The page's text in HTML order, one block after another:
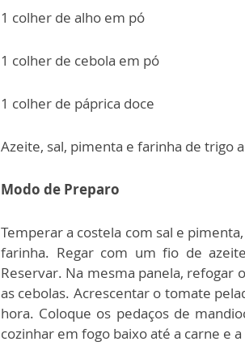
1 colher de alho em pó
1 colher de cebola em pó
1 colher de páprica doce
Azeite, sal, pimenta e farinha de trigo
Modo de Preparo
Temperar a costela com sal e
farinha. Regar com um fio de
Reservar. Na mesma panela, refogar
as cebolas. Acrescentar o tomate
hora. Coloque os pedaços de
cozinhar em fogo baixo até a carne e